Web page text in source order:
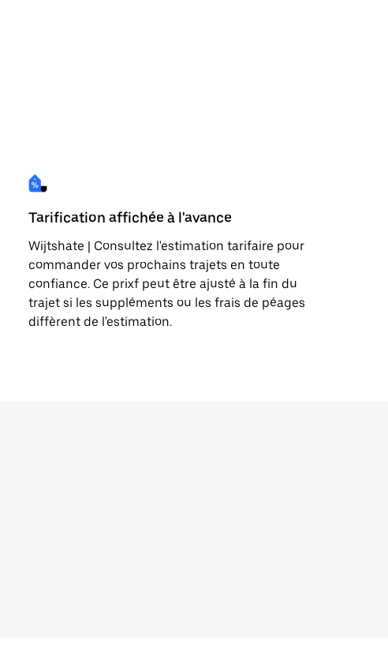
Tarification affichée à l'avance
Wijtshate | Consultez l'estimation tarifaire pour
commander vos prochains trajets en toute
confiance. Ce prixf peut être ajusté à la fin du
trajet si les suppléments ou les frais de péages
diffèrent de l'estimation.